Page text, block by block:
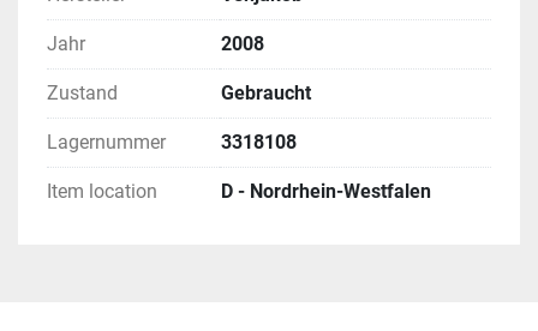
Jahr 2008
Zustand Gebraucht
Lagernummer 3318108
Item location D - Nordrhein-Westfalen